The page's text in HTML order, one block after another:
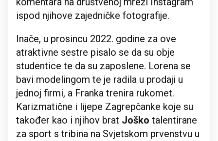
ispod njihove zajedničke fotografije.
Inače, u prosincu 2022. godine za ove
atraktivne sestre pisalo se da su obje
studentice te da su zaposlene. Lorena se
bavi modelingom te je radila u prodaji u
jednoj firmi, a Franka trenira rukomet.
Karizmatične i lijepe Zagrepčanke koje su
također kao i njihov brat Joško talentirane
za sport s tribina na Svjetskom prvenstvu u